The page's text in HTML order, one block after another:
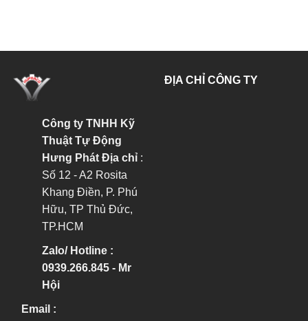
Công ty TNHH Kỹ
Thuật Tự Động
Hưng Phát Địa chỉ :
Số 12 - A2 Rosita
Khang Điền, P. Phú
Hữu, TP Thủ Đức,
TP.HCM
Zalo/ Hotline :
0939.266.845 - Mr
Hội
Email :
ĐỊA CHỈ CÔNG TY